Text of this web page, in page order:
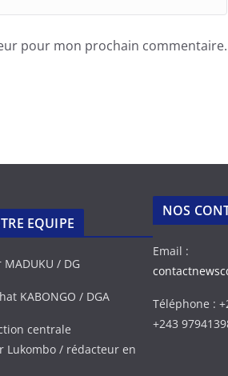
pour mon prochain commentaire.
EQUIPE
MADUKU / DG
KABONGO / DGA
centrale
Lukombo / rédacteur en
NOS
Email :
Téléphone :
+243